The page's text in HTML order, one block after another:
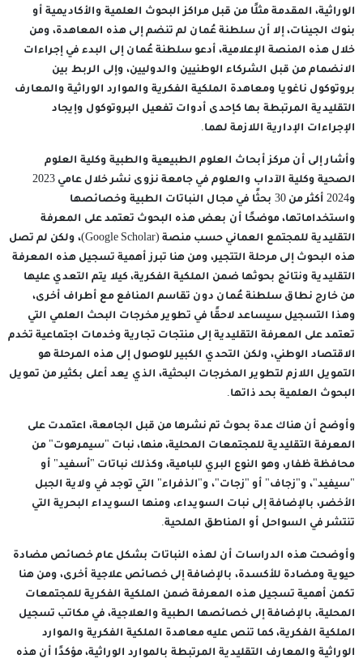
الوراثية، المقدمة مثلًا من قبل مراكز البحوث العلمية والأكاديمية أو
بنوك الجينات، إلا أن سلطنة عُمان لم تنضم إلى هذه المعاهدة، ومن
خلال هذه المنصة الإعلامية، أدعو سلطنة عُمان إلى البدء في إجراءات
الانضمام من قبل الشركاء الوطنيين والدوليين، وإلى الربط بين
بروتوكول ناغويا ومعاهدة الملكية الفكرية والموارد الوراثية والمعارف
التقليدية المرتبطة بها كإحدى أدوات تفعيل البروتوكول وإيجاد
الإجراءات الإدارية اللازمة لهما.
وأشار إلى أن مركز أبحاث العلوم الطبيعية والطبية وكلية العلوم
الصحية وكلية الآداب والعلوم في جامعة نزوى نشر خلال عامي 2023
و2024 أكثر من 30 بحثًا في مجال النباتات الطبية وخصائصها
واستخداماتها، موضحًا أن بعض هذه البحوث تعتمد على المعرفة
التقليدية للمجتمع العماني حسب منصة (Google Scholar)، ولكن لم تصل
هذه البحوث إلى مرحلة التتجير، ومن هنا تبرز أهمية تسجيل هذه المعرفة
التقليدية ونتائج بحوثها ضمن الملكية الفكرية، كيلا يتم التعدي عليها
من خارج نطاق سلطنة عُمان دون تقاسم المنافع مع أطراف أخرى،
وهذا التسجيل سيساعد لاحقًا في تطوير مخرجات البحث العلمي التي
تعتمد على المعرفة التقليدية إلى منتجات تجارية وخدمات اجتماعية تخدم
الاقتصاد الوطني، ولكن التحدي الكبير للوصول إلى هذه المرحلة هو
التمويل اللازم لتطوير المخرجات البحثية، الذي يعد أعلى بكثير من تمويل
البحوث العلمية بحد ذاتها.
وأوضح أن هناك عدة بحوث تم نشرها من قبل الجامعة، اعتمدت على
المعرفة التقليدية للمجتمعات المحلية، منها، نبات "سيمرهوت" من
محافظة ظفار، وهو النوع البري للبامية، وكذلك نباتات "أسفيد" أو
"سيفيد"، و"زجاف" أو "زجات"، و"الذفراء" التي توجد في ولاية الجبل
الأخضر، بالإضافة إلى نبات السويداء، ومنها السويداء البحرية التي
تنتشر في السواحل أو المناطق الملحية.
وأوضحت هذه الدراسات أن لهذه النباتات بشكل عام خصائص مضادة
حيوية ومضادة للأكسدة، بالإضافة إلى خصائص علاجية أخرى، ومن هنا
تكمن أهمية تسجيل هذه المعرفة ضمن الملكية الفكرية للمجتمعات
المحلية، بالإضافة إلى خصائصها الطبية والعلاجية، في مكاتب تسجيل
الملكية الفكرية، كما تنص عليه معاهدة الملكية الفكرية والموارد
الوراثية والمعارف التقليدية المرتبطة بالموارد الوراثية، مؤكدًا أن هذه